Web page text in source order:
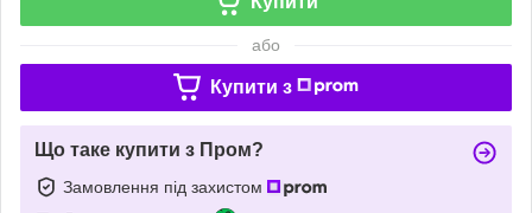
або
Купити з
Що таке купити з Пром?
Замовлення під захистом